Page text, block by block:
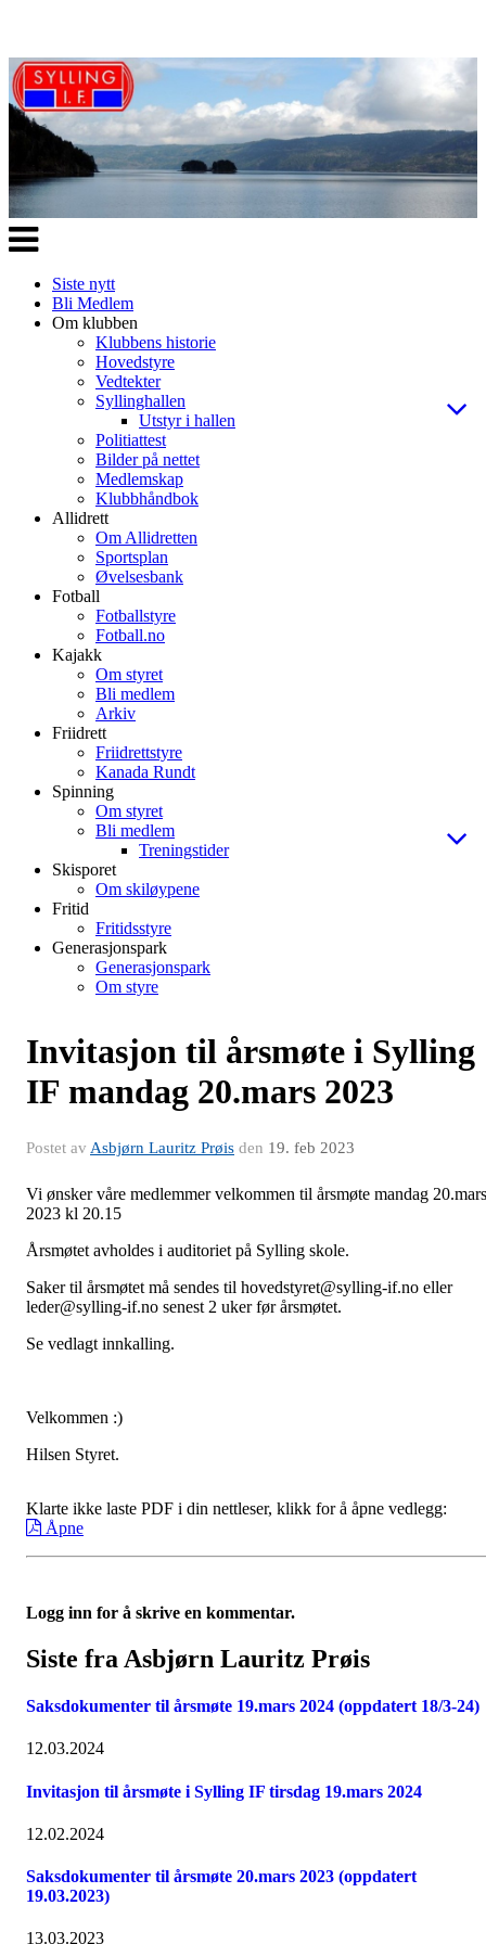
Veksle
navigasjon
Siste nytt
Bli Medlem
Om klubben
Klubbens historie
Hovedstyre
Vedtekter
Syllinghallen
Utstyr i hallen
Politiattest
Bilder på nettet
Medlemskap
Klubbhåndbok
Allidrett
Om Allidretten
Sportsplan
Øvelsesbank
Fotball
Fotballstyre
Fotball.no
Kajakk
Om styret
Bli medlem
Arkiv
Friidrett
Friidrettstyre
Kanada Rundt
Spinning
Om styret
Bli medlem
Treningstider
Skisporet
Om skiløypene
Fritid
Fritidsstyre
Generasjonspark
Generasjonspark
Om styre
Invitasjon til årsmøte i Sylling
IF mandag 20.mars 2023
Postet av Asbjørn Lauritz Prøis den 19. feb 2023
Vi ønsker våre medlemmer velkommen til årsmøte mandag 20.mars
2023 kl 20.15
Årsmøtet avholdes i auditoriet på Sylling skole.
Saker til årsmøtet må sendes til hovedstyret@sylling-if.no eller
leder@sylling-if.no senest 2 uker før årsmøtet.
Se vedlagt innkalling.
Velkommen :)
Hilsen Styret.
Klarte ikke laste PDF i din nettleser, klikk for å åpne vedlegg:
Åpne
Logg inn for å skrive en kommentar.
Siste fra Asbjørn Lauritz Prøis
Saksdokumenter til årsmøte 19.mars 2024 (oppdatert 18/3-24)
12.03.2024
Invitasjon til årsmøte i Sylling IF tirsdag 19.mars 2024
12.02.2024
Saksdokumenter til årsmøte 20.mars 2023 (oppdatert
19.03.2023)
13.03.2023